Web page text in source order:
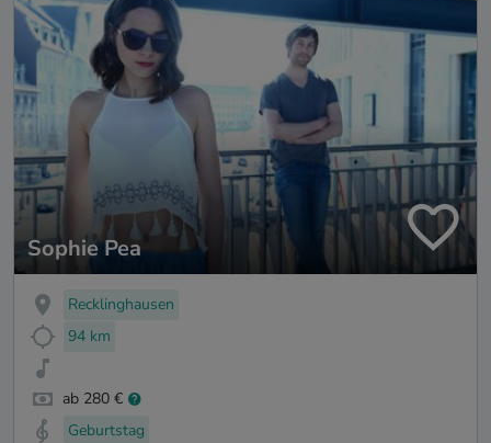
Sophie Pea
Recklinghausen
94 km
ab 280 €
Geburtstag